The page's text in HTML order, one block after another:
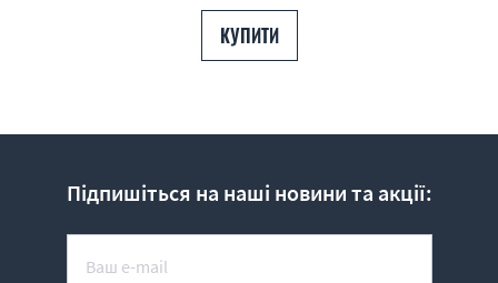
КУПИТИ
Підпишіться на наші новини та акції: